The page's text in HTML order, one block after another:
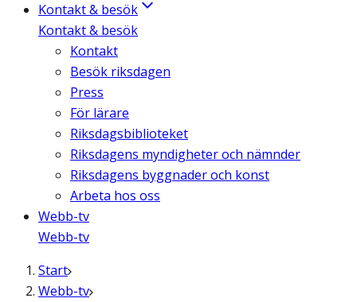
Kontakt & besök
Kontakt & besök
Kontakt
Besök riksdagen
Press
För lärare
Riksdagsbiblioteket
Riksdagens myndigheter och nämnder
Riksdagens byggnader och konst
Arbeta hos oss
Webb-tv
Webb-tv
Start
Webb-tv